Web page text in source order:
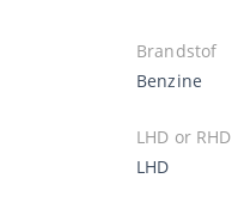
Brandstof
Benzine
LHD or RHD
LHD